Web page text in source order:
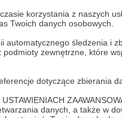
korzystania z naszych
Twoich danych osobowych.
automatycznego śledzenia i
zewnętrzne, które
dotyczące zbierania
danych, a także w
Dołącz do
AutoraChaos i